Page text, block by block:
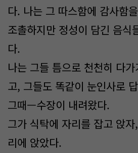
다. 나는 그 따스함에 감사함
조촐하지만 정성이 담긴 음식
다.
나는 그들 틈으로 천천히 다
고, 그들도 똑같이 눈인사로
그때—수장이 내려왔다.
그가 식탁에 자리를 잡고 앉
리에 앉았다.